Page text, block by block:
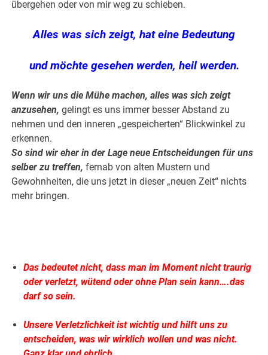
übergehen oder von mir weg zu schieben.
Alles was sich zeigt, hat eine Bedeutung
und möchte gesehen werden, heil werden.
Wenn wir uns die Mühe machen, alles was sich zeigt
anzusehen, gelingt es uns immer besser Abstand zu
nehmen und den inneren „gespeicherten“ Blickwinkel zu
erkennen.
So sind wir eher in der Lage neue Entscheidungen für uns
selber zu treffen, fernab von alten Mustern und
Gewohnheiten, die uns jetzt in dieser „neuen Zeit“ nichts
mehr bringen.
Das bedeutet nicht, dass man im Moment nicht traurig
oder verletzt, wütend oder ohne Plan sein kann….das
darf so sein.
Unsere Verletzlichkeit ist wichtig und hilft uns zu
entscheiden, was wir wirklich wollen und was nicht.